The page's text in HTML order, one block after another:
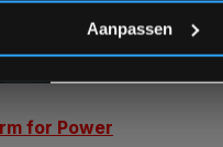
Aanpassen
for Power